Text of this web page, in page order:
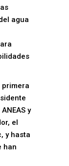
agua
primera
y
el
y hasta
han